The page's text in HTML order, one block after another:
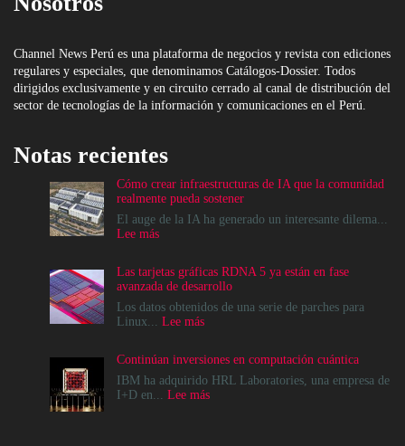
Channel News Perú es una plataforma de negocios y revista con ediciones
regulares y especiales, que denominamos Catálogos-Dossier. Todos
dirigidos exclusivamente y en circuito cerrado al canal de distribución del
sector de tecnologías de la información y comunicaciones en el Perú.
Notas recientes
Cómo crear infraestructuras de IA que la comunidad
realmente pueda sostener
El auge de la IA ha generado un interesante dilema...
Lee más:
infraestructuras
de
IA
que
realmente
pueda
sostener
Las tarjetas gráficas RDNA 5 ya están en fase
avanzada de desarrollo
Los datos obtenidos de una serie de parches para
Linux... Lee más:
gráficas
RDNA
5
Continúan inversiones en computación cuántica
IBM ha adquirido HRL Laboratories, una empresa de
I+D en... Lee más: